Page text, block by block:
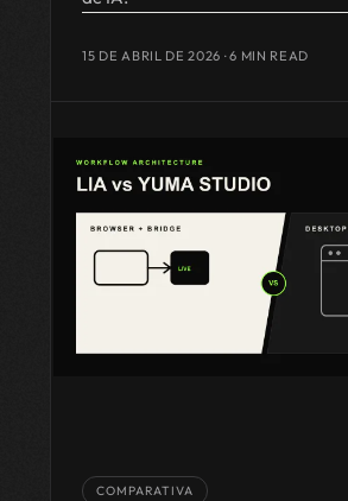
15 DE ABRIL DE 2026 · 6 MIN READ
COMPARATIVA